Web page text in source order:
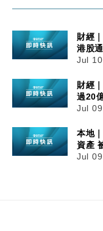
財經
港股通
Jul
財經
過20
Jul
本地
資產
Jul